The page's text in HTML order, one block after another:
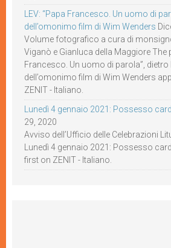
LEV: “Papa Francesco. Un uomo di
dell’omonimo film di Wim Wenders
Volume fotografico a cura di
Viganò e Gianluca della Maggiore The
Francesco. Un uomo di parola”, dietro
dell’omonimo film di Wim Wenders
ZENIT - Italiano.
Lunedì 4 gennaio 2021: Possesso
29, 2020
Avviso dell’Ufficio delle Celebrazioni
Lunedì 4 gennaio 2021: Possesso
first on ZENIT - Italiano.